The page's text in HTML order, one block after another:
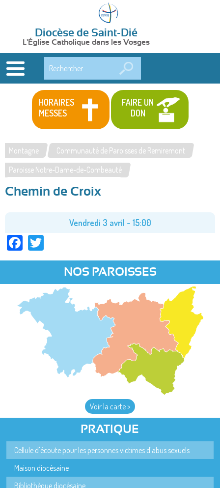
Diocèse de Saint-Dié
L'Église Catholique dans les Vosges
HORAIRES
MESSES
FAIRE UN
DON
Vous
êtes
ici
Montagne
Communauté de Paroisses de Remiremont
Paroisse Notre-Dame-de-Combeauté
Chemin de Croix
Vendredi 3 avril - 15:00
Facebook
NOS PAROISSES
Voir la carte >
PRATIQUE
Cellule d'écoute pour les personnes victimes d'abus sexuels
Maison diocésaine
Bibliothèque diocésaine